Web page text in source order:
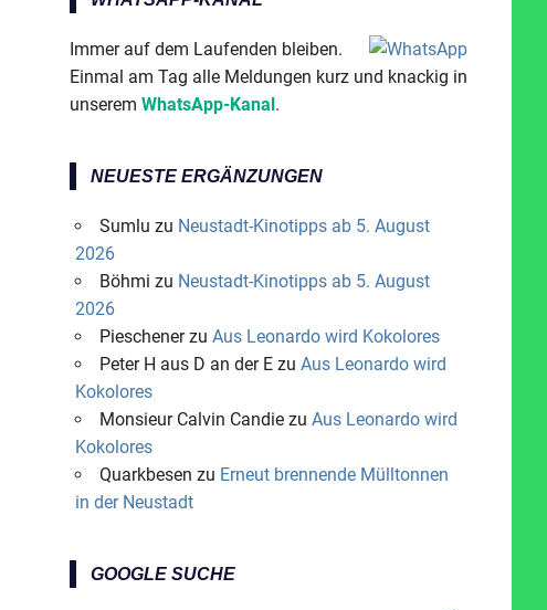
Immer auf dem Laufenden bleiben.
Einmal am Tag alle Meldungen kurz und knackig in
unserem WhatsApp-Kanal.
NEUESTE ERGÄNZUNGEN
Sumlu zu Neustadt-Kinotipps ab 5. August
2026
Böhmi zu Neustadt-Kinotipps ab 5. August
2026
Pieschenerzu Aus Leonardo wird Kokolores
Peter H aus D an der Ezu Aus Leonardo wird
Kokolores
Monsieur Calvin Candiezu Aus Leonardo wird
Kokolores
Quarkbesen zu Erneut brennende Mülltonnen
in der Neustadt
GOOGLE SUCHE